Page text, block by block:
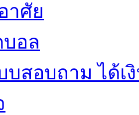
าศัย
บอล
บสอบถาม ได้เ